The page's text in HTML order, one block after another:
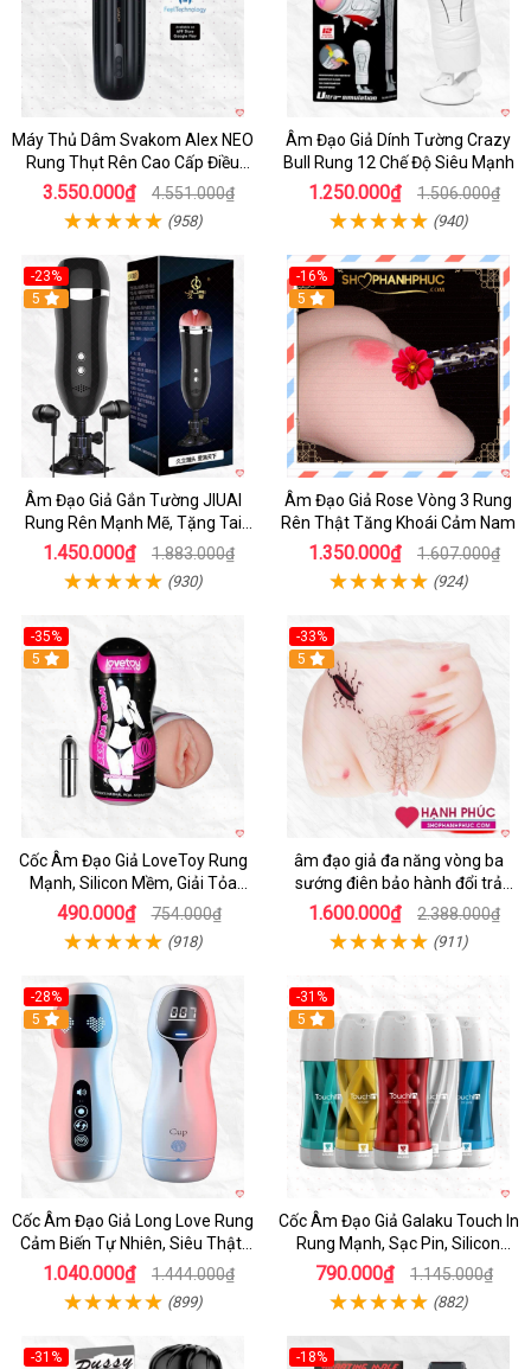
Máy Thủ Dâm Svakom Alex NEO
Rung Thụt Rên Cao Cấp Điều
Khiển App
3.550.000₫ 4.551.000₫
(958)
Âm Đạo Giả Dính Tường Crazy
Bull Rung 12 Chế Độ Siêu Mạnh
1.250.000₫ 1.506.000₫
(940)
-23%
5
Âm Đạo Giả Gắn Tường JIUAI
Rung Rên Mạnh Mẽ, Tặng Tai
Nghe
1.450.000₫ 1.883.000₫
(930)
-16%
5
Âm Đạo Giả Rose Vòng 3 Rung
Rên Thật Tăng Khoái Cảm Nam
1.350.000₫ 1.607.000₫
(924)
-35%
5
Cốc Âm Đạo Giả LoveToy Rung
Mạnh, Silicon Mềm, Giải Tỏa
Sinh Lý
490.000₫ 754.000₫
(918)
-33%
5
âm đạo giả đa năng vòng ba
sướng điên bảo hành đổi trả
nhanh
1.600.000₫ 2.388.000₫
(911)
-28%
5
Cốc Âm Đạo Giả Long Love Rung
Cảm Biến Tự Nhiên, Siêu Thật,
Sướng
1.040.000₫ 1.444.000₫
(899)
-31%
Hot
5
Cốc Âm Đạo Giả Galaku Touch In
Rung Mạnh, Sạc Pin, Silicon
Mềm
790.000₫ 1.145.000₫
(882)
-31% -18%